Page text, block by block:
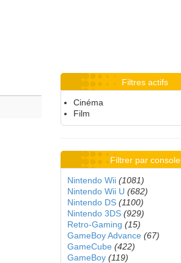
Filtres actifs
Cinéma
Film
Filtrer par console
Nintendo Wii (1081)
Nintendo Wii U (682)
Nintendo DS (1100)
Nintendo 3DS (929)
Retro-Gaming (15)
GameBoy Advance (67)
GameCube (422)
GameBoy (119)